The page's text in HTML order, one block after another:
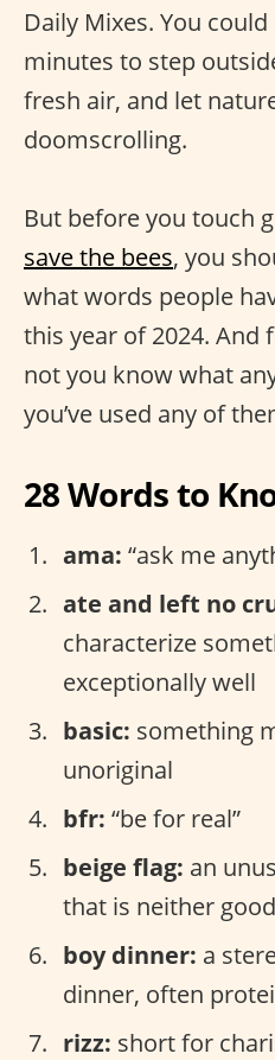
Daily Mixes. You
minutes to step
fresh air, and let
doomscrolling.
But before you touch
save the bees, you
what words people
this year of 2024.
not you know what
you’ve used any of
28 Words to
ama: “ask me
ate and left no
characterize
exceptionally well
basic: something
unoriginal
bfr: “be for real”
beige flag: an
that is neither
boy dinner: a
dinner, often
rizz: short for